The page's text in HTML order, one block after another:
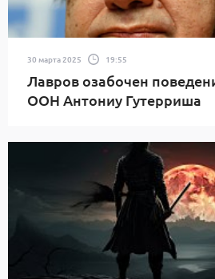
30 марта 2025 19:55
Лавров озабочен
ООН Антониу Гутерриша